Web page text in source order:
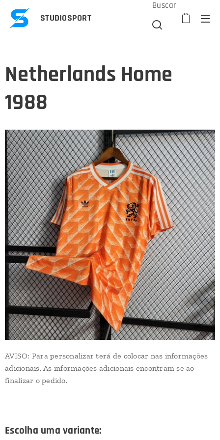
STUDIOSPORT
Buscar
Netherlands Home
1988
AVISO: Para personalizar terá de colocar nas informações
adicionais. As informações adicionais encontram se ao
finalizar o pedido.
Escolha uma variante: